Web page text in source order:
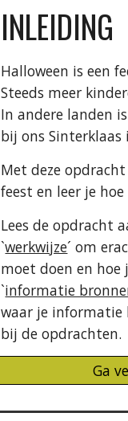
INLEIDING
Halloween is een
Steeds meer
In andere landen
bij ons Sinterklaas
Met deze
feest en leer je
Lees de opdracht
`werkwijze´ om
moet doen en hoe
`informatie
waar je informatie
bij de opdrachten.
Ga